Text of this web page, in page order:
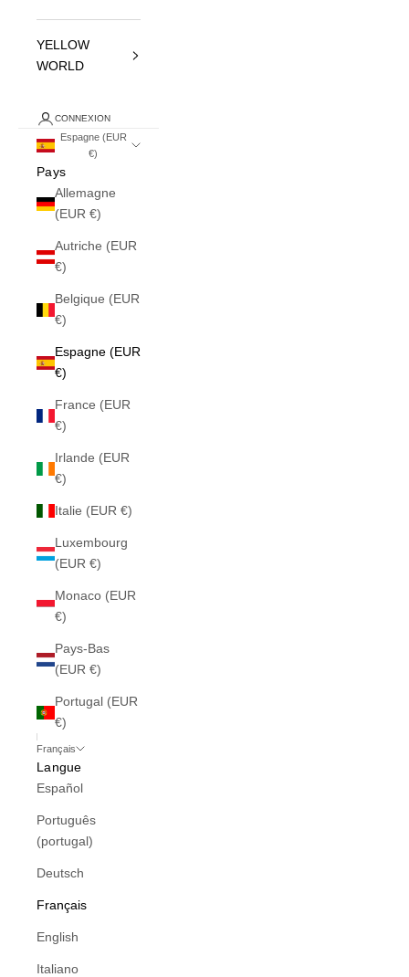
YELLOW
WORLD
CONNEXION
Espagne (EUR
€)
Pays
Allemagne
(EUR €)
Autriche (EUR
€)
Belgique (EUR
€)
Espagne (EUR
€)
France (EUR
€)
Irlande (EUR
€)
Italie (EUR €)
Luxembourg
(EUR €)
Monaco (EUR
€)
Pays-Bas
(EUR €)
Portugal (EUR
€)
Français
Langue
Español
Português
(portugal)
Deutsch
Français
English
Italiano